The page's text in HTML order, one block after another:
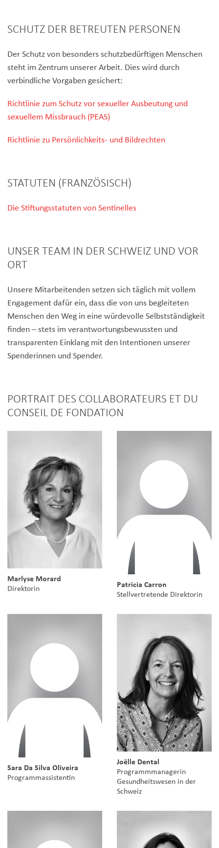
SCHUTZ DER BETREUTEN PERSONEN
Der Schutz von besonders schutzbedürftigen Menschen
steht im Zentrum unserer Arbeit. Dies wird durch
verbindliche Vorgaben gesichert:
Richtlinie zum Schutz vor sexueller Ausbeutung und
sexuellem Missbrauch (PEAS)
Richtlinie zu Persönlichkeits- und Bildrechten
STATUTEN (FRANZÖSISCH)
Die Stiftungsstatuten von Sentinelles
UNSER TEAM IN DER SCHWEIZ UND VOR
ORT
Unsere Mitarbeitenden setzen sich täglich mit vollem
Engagement dafür ein, dass die von uns begleiteten
Menschen den Weg in eine würdevolle Selbstständigkeit
finden – stets im verantwortungsbewussten und
transparenten Einklang mit den Intentionen unserer
Spenderinnen und Spender.
PORTRAIT DES COLLABORATEURS ET DU
CONSEIL DE FONDATION
Marlyse Morard
Direktorin Patricia Carron
Stellvertretende Direktorin
Sara Da Silva Oliveira
Programmassistentin
Joëlle Dental
Programmmanagerin
Gesundheitswesen in der
Schweiz